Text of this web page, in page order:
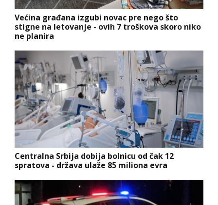
Većina građana izgubi novac pre nego što
stigne na letovanje - ovih 7 troškova skoro niko
ne planira
Centralna Srbija dobija bolnicu od čak 12
spratova - država ulaže 85 miliona evra